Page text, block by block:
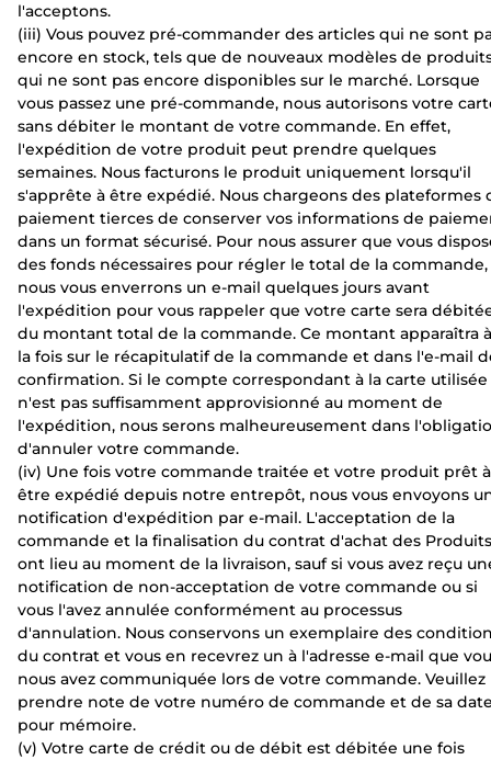
l'acceptons.
(iii) Vous pouvez pré-commander des articles qui ne sont
encore en stock, tels que de nouveaux modèles de
qui ne sont pas encore disponibles sur le marché. Lorsque
vous passez une pré-commande, nous autorisons votre
sans débiter le montant de votre commande. En effet,
l'expédition de votre produit peut prendre quelques
semaines. Nous facturons le produit uniquement lorsqu'il
s'apprête à être expédié. Nous chargeons des plateformes
paiement tierces de conserver vos informations de
dans un format sécurisé. Pour nous assurer que vous
des fonds nécessaires pour régler le total de la commande,
nous vous enverrons un e-mail quelques jours avant
l'expédition pour vous rappeler que votre carte sera
du montant total de la commande. Ce montant apparaîtra à
la fois sur le récapitulatif de la commande et dans l'e-mail
confirmation. Si le compte correspondant à la carte utilisée
n'est pas suffisamment approvisionné au moment de
l'expédition, nous serons malheureusement dans
d'annuler votre commande.
(iv) Une fois votre commande traitée et votre produit prêt à
être expédié depuis notre entrepôt, nous vous envoyons
notification d'expédition par e-mail. L'acceptation de la
commande et la finalisation du contrat d'achat des Produits
ont lieu au moment de la livraison, sauf si vous avez reçu
notification de non-acceptation de votre commande ou si
vous l'avez annulée conformément au processus
d'annulation. Nous conservons un exemplaire des
du contrat et vous en recevrez un à l'adresse e-mail que
nous avez communiquée lors de votre commande. Veuillez
prendre note de votre numéro de commande et de sa
pour mémoire.
(v) Votre carte de crédit ou de débit est débitée une fois